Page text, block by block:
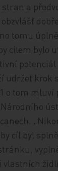
a
tomu
cílem bylo
udržet krok
o tom mluví
cíl byl
vlastních